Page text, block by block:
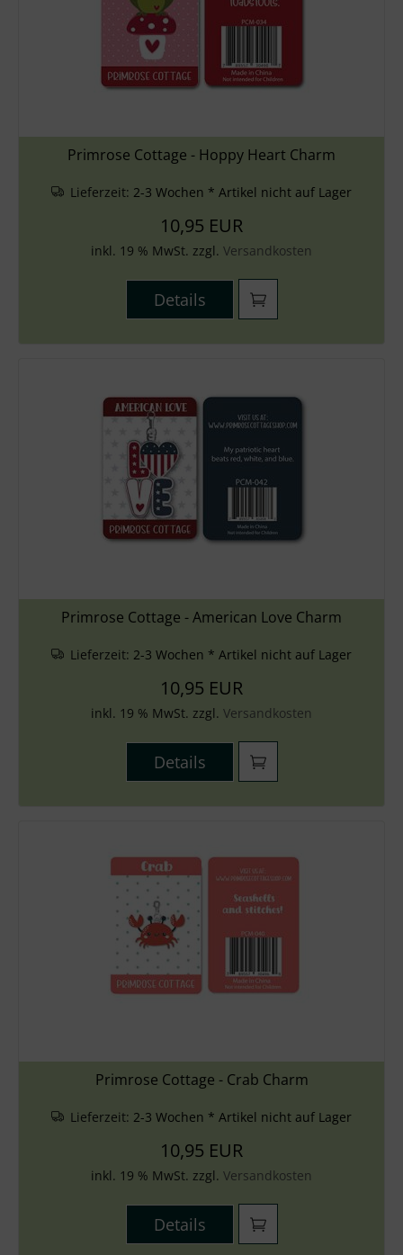
Primrose Cottage - Hoppy Heart Charm
Lieferzeit: 2-3 Wochen * Artikel nicht auf Lager
10,95 EUR
inkl. 19 % MwSt. zzgl. Versandkosten
Details
Primrose Cottage - American Love Charm
Lieferzeit: 2-3 Wochen * Artikel nicht auf Lager
10,95 EUR
inkl. 19 % MwSt. zzgl. Versandkosten
Details
Primrose Cottage - Crab Charm
Lieferzeit: 2-3 Wochen * Artikel nicht auf Lager
10,95 EUR
inkl. 19 % MwSt. zzgl. Versandkosten
Details